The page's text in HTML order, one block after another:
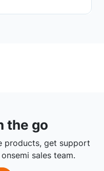
the go
products, get support
sales team.